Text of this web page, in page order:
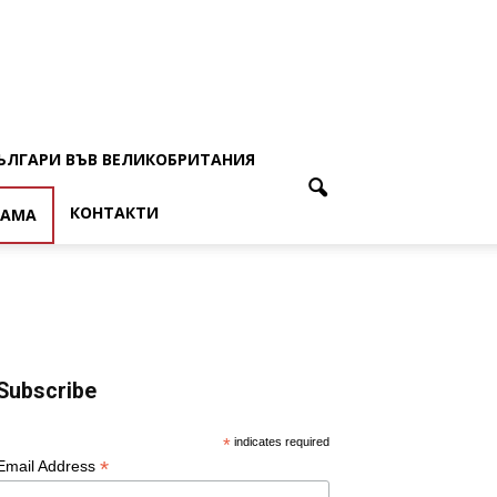
ВЪВ ВЕЛИКОБРИТАНИЯ
КОНТАКТИ
* indicates required
Address *